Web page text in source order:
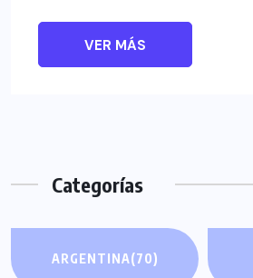
VER MÁS
Categorías
ARGENTINA(70)